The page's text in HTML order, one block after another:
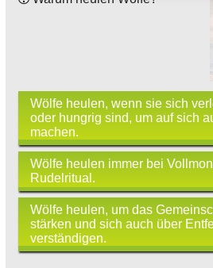
Wölfe heulen, wenn sie sich
oder hungrig sind, um auf sich
machen.
Wölfe heulen immer bei
Rudelritual.
Wölfe heulen, um das
stärken und sich auch über
verständigen.